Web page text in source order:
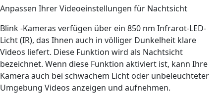
Anpassen Ihrer Videoeinstellungen für Nachtsicht
Blink -Kameras verfügen über ein 850 nm Infrarot-LED-
Licht (IR), das Ihnen auch in völliger Dunkelheit klare
Videos liefert. Diese Funktion wird als Nachtsicht
bezeichnet. Wenn diese Funktion aktiviert ist, kann Ihre
Kamera auch bei schwachem Licht oder unbeleuchteter
Umgebung Videos anzeigen und aufnehmen.